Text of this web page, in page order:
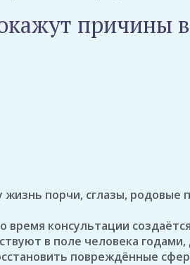
причины
порчи, сглазы,
время консультации
в поле человека
повреждённые